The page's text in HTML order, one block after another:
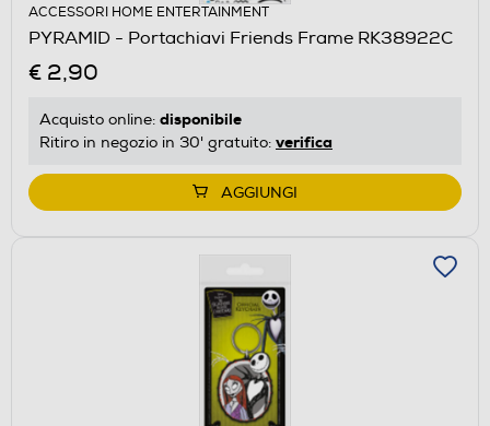
ACCESSORI HOME ENTERTAINMENT
PYRAMID - Portachiavi Friends Frame RK38922C
€ 2,90
Acquisto online: disponibile
Ritiro in negozio in 30' gratuito: verifica
AGGIUNGI